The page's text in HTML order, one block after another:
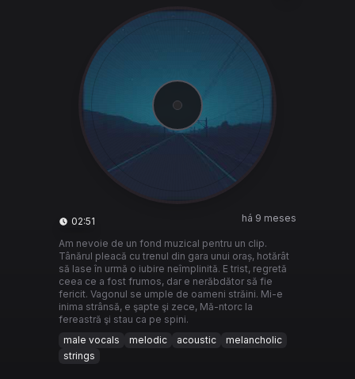
02:51 há 9 meses
Am nevoie de un fond muzical pentru un clip.
Tânărul pleacă cu trenul din gara unui oraș, hotărât
să lase în urmă o iubire neîmplinită. E trist, regretă
ceea ce a fost frumos, dar e nerăbdător să fie
fericit. Vagonul se umple de oameni străini. Mi-e
inima strânsă, e şapte şi zece, Mă-ntorc la
fereastră şi stau ca pe spini.
male vocals
melodic acoustic
melancholic
strings